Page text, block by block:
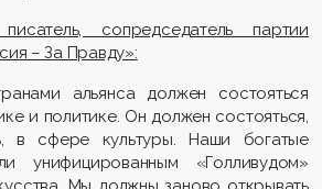
сопредседатель партии
– За Правду»:
альянса должен состояться
и политике. Он должен состояться,
в сфере культуры. Наши богатые
унифицированным «Голливудом»